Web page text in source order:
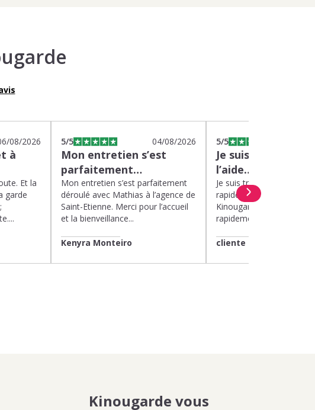
08/2026
à
Et la
garde
5/5 04/08/2026
Mon entretien s’est
parfaitement…
Mon entretien s’est parfaitement
déroulé avec Mathias à l’agence de
Saint-Etienne. Merci pour l’accueil
et la bienveillance...
Kenyra Monteiro
5/5
Je suis très
l’aide…
Je suis très satisfaite de
rapide et efficace
Kinougarde. On m’a
rapidement et une
cliente
Kinougarde vous